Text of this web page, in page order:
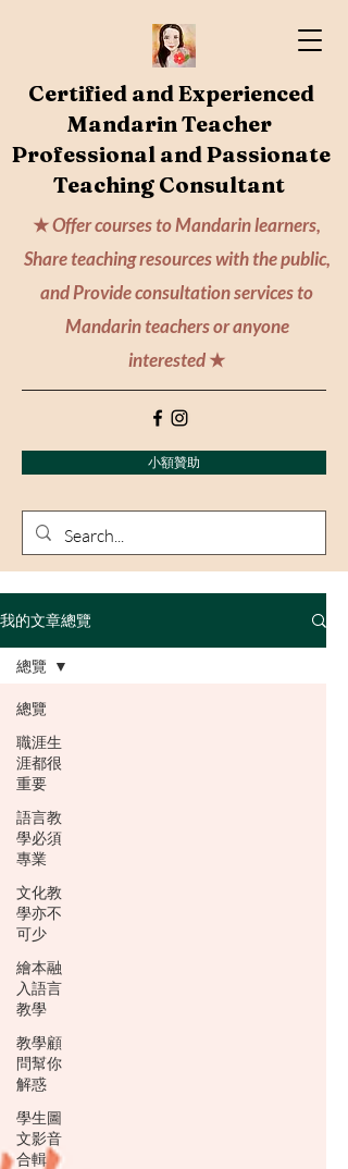
Certified and Experienced
Mandarin Teacher
Professional and Passionate
Teaching Consultant
★Offer courses to Mandarin learners,
Share teaching resources with the public,
and Provide consultation services to
Mandarin teachers or anyone
interested★
小額贊助
我的文章總覽
總覽
職涯生
涯都很
重要
語言教
學必須
專業
文化教
學亦不
可少
繪本融
入語言
教學
教學顧
問幫你
解惑
學生圖
文影音
合輯
總覽